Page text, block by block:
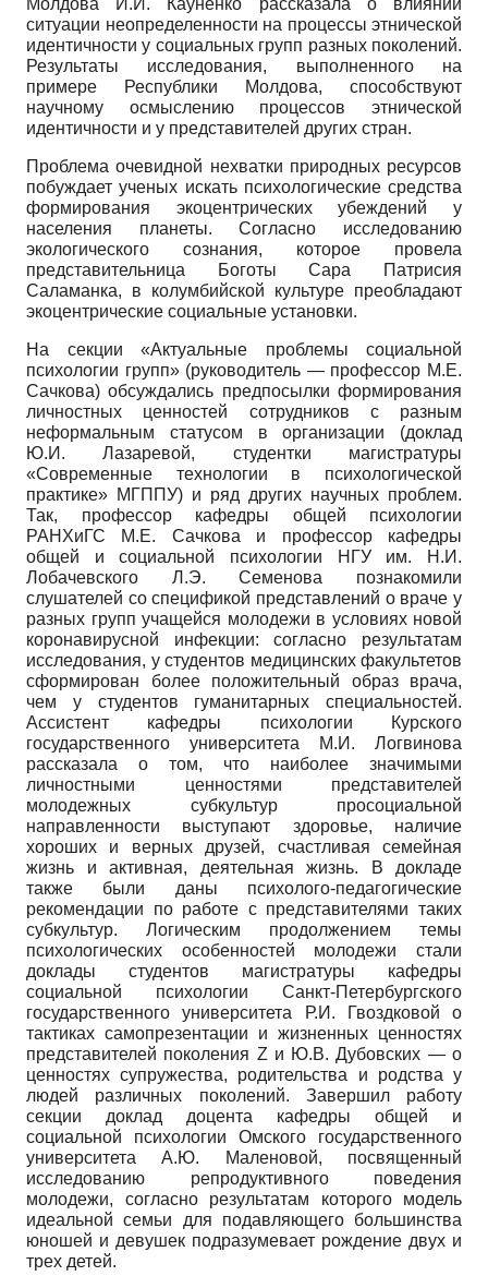
Молдова И.И. Кауненко рассказала о влиянии
ситуации неопределенности на процессы этнической
идентичности у социальных групп разных поколений.
Результаты исследования, выполненного на
примере Республики Молдова, способствуют
научному осмыслению процессов этнической
идентичности и у представителей других стран.
Проблема очевидной нехватки природных ресурсов
побуждает ученых искать психологические средства
формирования экоцентрических убеждений у
населения планеты. Согласно исследованию
экологического сознания, которое провела
представительница Боготы Сара Патрисия
Саламанка, в колумбийской культуре преобладают
экоцентрические социальные установки.
На секции «Актуальные проблемы социальной
психологии групп» (руководитель — профессор М.Е.
Сачкова) обсуждались предпосылки формирования
личностных ценностей сотрудников с разным
неформальным статусом в организации (доклад
Ю.И. Лазаревой, студентки магистратуры
«Современные технологии в психологической
практике» МГППУ) и ряд других научных проблем.
Так, профессор кафедры общей психологии
РАНХиГС М.Е. Сачкова и профессор кафедры
общей и социальной психологии НГУ им. Н.И.
Лобачевского Л.Э. Семенова познакомили
слушателей со спецификой представлений о враче у
разных групп учащейся молодежи в условиях новой
коронавирусной инфекции: согласно результатам
исследования, у студентов медицинских факультетов
сформирован более положительный образ врача,
чем у студентов гуманитарных специальностей.
Ассистент кафедры психологии Курского
государственного университета М.И. Логвинова
рассказала о том, что наиболее значимыми
личностными ценностями представителей
молодежных субкультур просоциальной
направленности выступают здоровье, наличие
хороших и верных друзей, счастливая семейная
жизнь и активная, деятельная жизнь. В докладе
также были даны психолого-педагогические
рекомендации по работе с представителями таких
субкультур. Логическим продолжением темы
психологических особенностей молодежи стали
доклады студентов магистратуры кафедры
социальной психологии Санкт-Петербургского
государственного университета Р.И. Гвоздковой о
тактиках самопрезентации и жизненных ценностях
представителей поколения Z и Ю.В. Дубовских — о
ценностях супружества, родительства и родства у
людей различных поколений. Завершил работу
секции доклад доцента кафедры общей и
социальной психологии Омского государственного
университета А.Ю. Маленовой, посвященный
исследованию репродуктивного поведения
молодежи, согласно результатам которого модель
идеальной семьи для подавляющего большинства
юношей и девушек подразумевает рождение двух и
трех детей.